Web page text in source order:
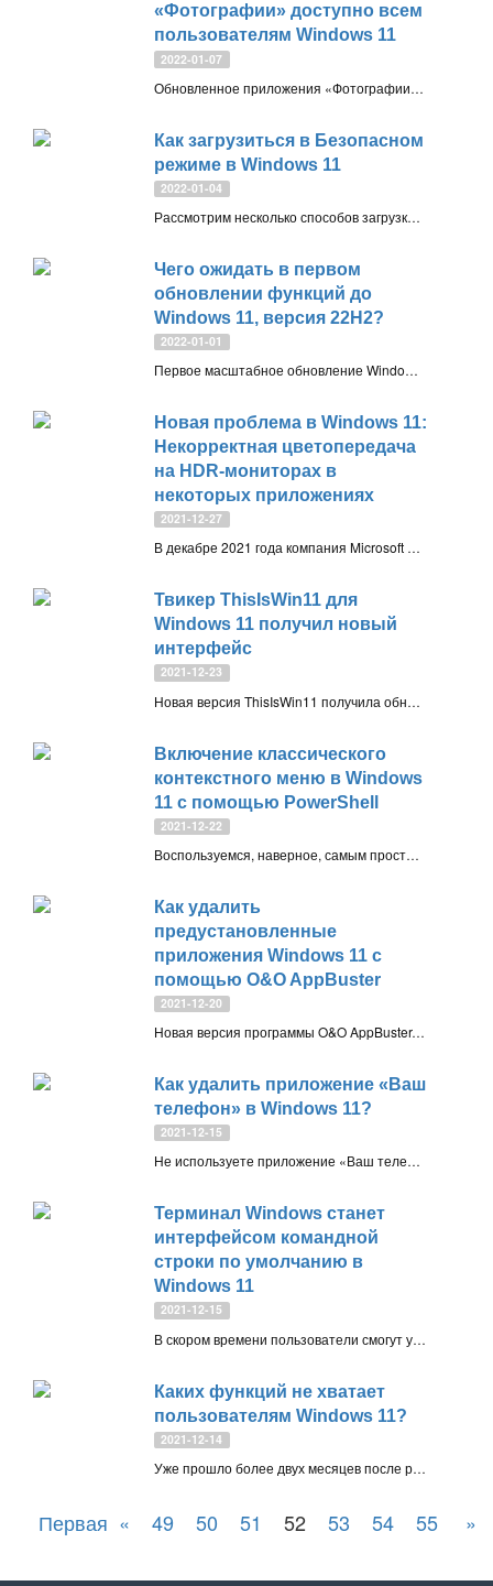
«Фотографии» доступно всем
пользователям Windows 11
2022-01-07
Обновленное приложения «Фотографии» для Windows 11 получило новый интерфейс в стиле Windows 11 и новые инструменты редактирования
Как загрузиться в Безопасном
режиме в Windows 11
2022-01-04
Рассмотрим несколько способов загрузки операционной системы Windows 11 в Безопасном режиме (Safe Mode). Среди них как простые способы, так и варианты для опытных пользователей
Чего ожидать в первом
обновлении функций до
Windows 11, версия 22H2?
2022-01-01
Первое масштабное обновление Windows 11, версия 22H2 с кодовым названием Windows 11 Sun Valley 2 ожидается осенью 2022 года. Рассмотрим предварительный список изменений
Новая проблема в Windows 11:
Некорректная цветопередача
на HDR-мониторах в
некоторых приложениях
2021-12-27
В декабре 2021 года компания Microsoft подтвердила еще одну проблему в Windows 11, которая связана с некорректной отрисовкой цветов в некоторых приложениях при использовании HDR-мониторов
Твикер ThisIsWin11 для
Windows 11 получил новый
интерфейс
2021-12-23
Новая версия ThisIsWin11 получила обновленный дизайн и интерфейс в виде мастера. Пользователи теперь могут последовательно настраивать различные параметры Windows 11 с помощью инструмента.
Включение классического
контекстного меню в Windows
11 с помощью PowerShell
2021-12-22
Воспользуемся, наверное, самым простым способом по включению классического контекстного меню в Windows 11 – с помощью всего лишь одной команды PowerShell
Как удалить
предустановленные
приложения Windows 11 с
помощью O&O AppBuster
2021-12-20
Новая версия программы O&O AppBuster, с помощью которой можно удалять встроенные в Windows программы, получила полную совместимость с Windows 11 и позволяет удалять предустановленные в ней приложения
Как удалить приложение «Ваш
телефон» в Windows 11?
2021-12-15
Не используете приложение «Ваш телефон» в Windows 11? Рассмотрим, как удалить приложение из системы
Терминал Windows станет
интерфейсом командной
строки по умолчанию в
Windows 11
2021-12-15
В скором времени пользователи смогут устанавливать по умолчанию различные терминалы в качестве эмулятора командной строки в Windows 11, включая новый Windows Terminal
Каких функций не хватает
пользователям Windows 11?
2021-12-14
Уже прошло более двух месяцев после релиза новой операционной системы Windows 11. Сейчас она установлена на миллионах устройствах, и у многих пользователей сформировалось свое мнение относительно новой системы
Первая « 49 50 51 52 53 54 55 »